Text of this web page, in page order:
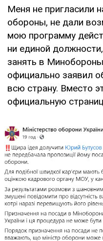
Меня не пригласили
обороны, не дали
мою программу
ни единой
занять в
официально заявил
всю страну. Вместо
официальную